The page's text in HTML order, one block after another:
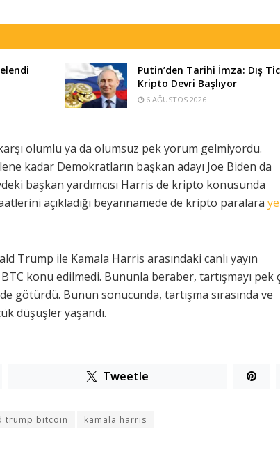
Putin’den Tarihi İmza: Dış
Kripto Devri Başlıyor
6 AĞUSTOS 2026
olumlu ya da olumsuz pek yorum gelmiyordu.
kadar Demokratların başkan adayı Joe Biden da
başkan yardımcısı Harris de kripto konusunda
açıkladığı beyannamede de kripto paralara
Trump ile Kamala Harris arasındaki canlı yayın
konu edilmedi. Bununla beraber, tartışmayı pek
götürdü. Bunun sonucunda, tartışma sırasında ve
düşüşler yaşandı.
Tweetle
trump bitcoin kamala harris